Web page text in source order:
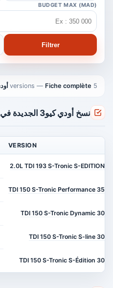
BUDGET MAX (MAD)
Filtrer
5 versions
— Fiche complète أودي كيو3
نسخ أودي كيو3 الجديدة في المغرب
VERSION
2.0L TDI 193 S-Tronic S-EDITION
35 TDI 150 S-Tronic Performance
30 TDI 150 S-Tronic Dynamic
30 TDI 150 S-Tronic S-line
30 TDI 150 S-Tronic S-Édition